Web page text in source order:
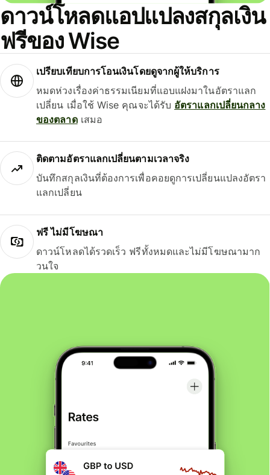
ดาวน์โหลดแอปแปลงสกุลเงิน
ฟรีของ Wise
เปรียบเทียบการโอนเงินโดยดูจากผู้ให้บริการ
หมดห่วงเรื่องค่าธรรมเนียมที่แอบแฝงมาในอัตราแลก
เปลี่ยน เมื่อใช้ Wise คุณจะได้รับ อัตราแลกเปลี่ยนกลาง
ของตลาดเสมอ
ติดตามอัตราแลกเปลี่ยนตามเวลาจริง
บันทึกสกุลเงินที่ต้องการเพื่อคอยดูการเปลี่ยนแปลงอัตรา
แลกเปลี่ยน
ฟรี ไม่มีโฆษณา
ดาวน์โหลดได้รวดเร็ว ฟรีทั้งหมดและไม่มีโฆษณามาก
วนใจ